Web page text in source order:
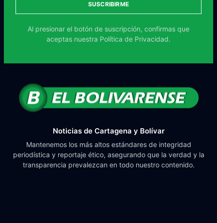
SUSCRIBIRME
Al presionar el botón de suscripción, confirmas que
aceptas nuestra Política de Privacidad.
Noticias de Cartagena y Bolívar
Mantenemos los más altos estándares de integridad
periodística y reportaje ético, asegurando que la verdad y la
transparencia prevalezcan en todo nuestro contenido.